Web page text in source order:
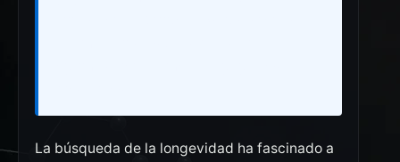
La búsqueda de la longevidad ha fascinado a